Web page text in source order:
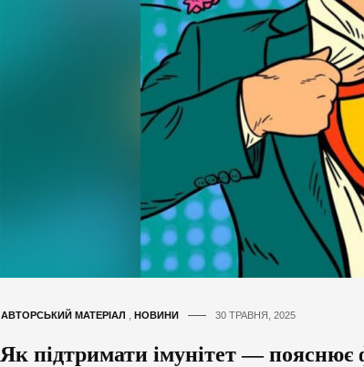
АВТОРСЬКИЙ МАТЕРІАЛ НОВИНИ 30 ТРАВНЯ, 2025
Як підтримати імунітет — пояснює